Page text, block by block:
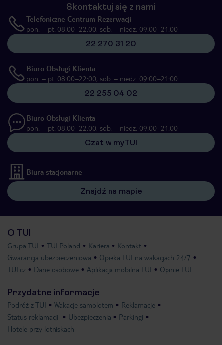
Skontaktuj się z nami
Telefoniczne Centrum Rezerwacji
pon. – pt. 08:00–22:00, sob. – niedz. 09:00–21:00
22 270 31 20
Biuro Obsługi Klienta
pon. – pt. 08:00–22:00, sob. – niedz. 09:00–21:00
22 255 04 02
Biuro Obsługi Klienta
pon. – pt. 08:00–22:00, sob. – niedz. 09:00–21:00
Czat w myTUI
Biura stacjonarne
Znajdź na mapie
O TUI
Grupa TUI TUI Poland Kariera
Kontakt
Gwarancja ubezpieczeniowa
Opieka TUI na wakacjach 24/7
TUI.cz
Dane osobowe Aplikacja mobilna TUI Opinie TUI
Przydatne informacje
Podróż z TUI Wakacje samolotem
Reklamacje
Status reklamacji
Ubezpieczenia
Parkingi
Hotele przy lotniskach